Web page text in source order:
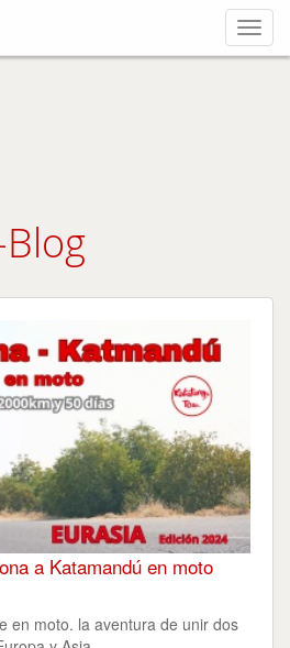
a Katamandú en moto
en moto. la aventura de unir dos